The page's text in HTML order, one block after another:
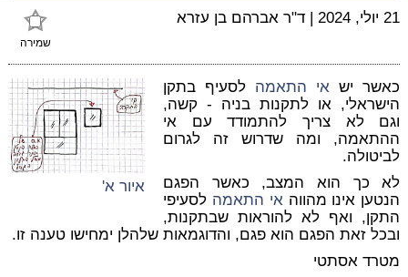
שמירה
21 יולי, 2024 | ד"ר אברהם בן עזרא
איור א'
כאשר יש אי התאמה לסעיף בתקן
הישראלי, או לתקנות בניה - קשה,
וגם לא צריך להתמודד עם אי
ההתאמה, ומה שדרוש זה לגרום
לביטולה.
לא כך הוא המצב, כאשר הפגם
הנטען אינו מהווה אי התאמה לסעיפי
התקן, ואף לא להוראות שבתקנות,
ובכל זאת הפגם הוא פגם, והדוגמאות שלהלן ימחישו טענה זו.
מטרד אסתטי